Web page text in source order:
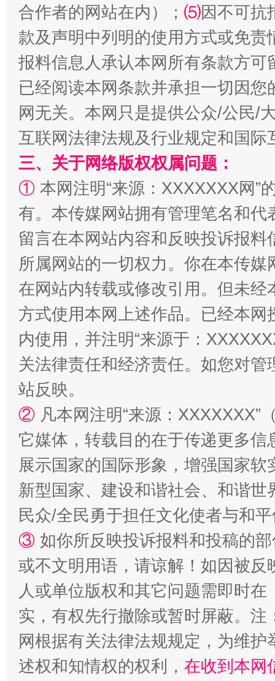
解纷+调解+退费，一次搞定
站台名比不上好声名
漫山遍野的桃花与雪山、麦地、白藏房 除
招工难、用工荒背后
合作者的网站在内）； ⑸因不可抗
款及声明中列明的使用方式或免责
报料信息人承认本网所有条款方
已经阅读本网条款并承担一切因
网无关。本网只是提供公众/公民/
互联网法律法规及行业规定和国
三、关于网络版权权属问题：
① 本网注明“来源：XXXXXXX网”
有。本传媒网站拥有管理笔名和
留言在本网站内容和反映投诉报
所属网站的一切权力。你在本传
在网站内转载或修改引用。但未
方式使用本网上述作品。已经本
内使用，并注明“来源于：
关法律责任和经济责任。如您对
站反映。
② 凡本网注明“来源：
它媒体，转载目的在于传递更多
展示国家的国际形象，增强国家
新型国家、建设和谐社会、和谐
民众/全民勇于担任文化使者与和
③ 如你所反映投诉报料和投稿的
或不文明用语，请谅解！如因被
人或单位版权和其它问题需即时在
实，有权先行撤除或暂时屏蔽。
网根据有关法律法规规定，为维
述权和知情权的权利， 在收到本网